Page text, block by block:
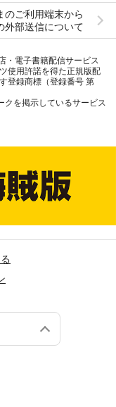
のご利用端末から
外部送信について
・電子書籍配信サービス
使用許諾を得た正規版配
登録商標（登録番号 第
クを掲示しているサービス